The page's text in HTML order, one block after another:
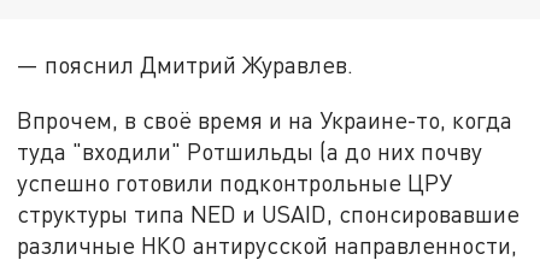
— пояснил Дмитрий Журавлев.
Впрочем, в своё время и на Украине-то, когда
туда "входили" Ротшильды (а до них почву
успешно готовили подконтрольные ЦРУ
структуры типа NED и USAID, спонсировавшие
различные НКО антирусской направленности,